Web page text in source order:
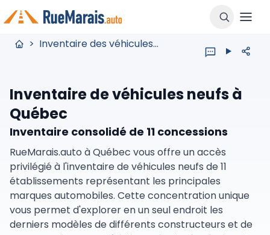
> Inventaire des véhicules neufs
Inventaire de véhicules neufs à
Québec
Inventaire consolidé de 11 concessions
RueMarais.auto à Québec vous offre un accès
privilégié à l'inventaire de véhicules neufs de 11
établissements représentant les principales
marques automobiles. Cette concentration unique
vous permet d'explorer en un seul endroit les
derniers modèles de différents constructeurs et de